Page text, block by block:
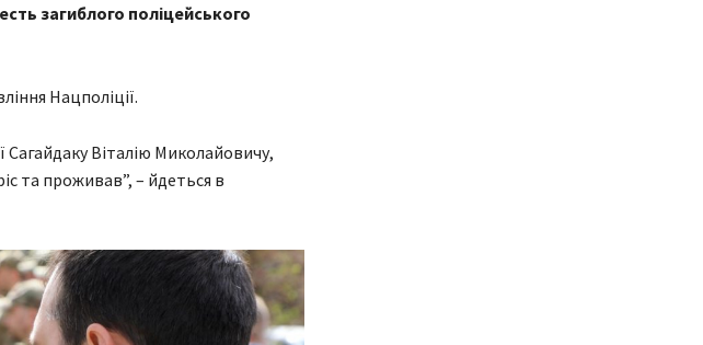
загиблого поліцейського
Нацполіції.
Сагайдаку Віталію Миколайовичу,
та проживав”, – йдеться в